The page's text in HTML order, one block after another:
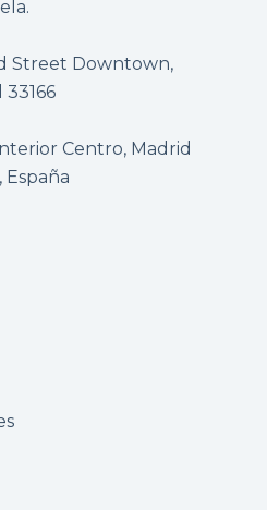
Street Downtown,
33166
Centro, Madrid
España